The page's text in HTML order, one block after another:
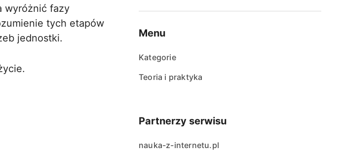
wyróżnić fazy
tych etapów
jednostki.
Menu
Kategorie
Teoria i praktyka
Partnerzy serwisu
nauka-z-internetu.pl